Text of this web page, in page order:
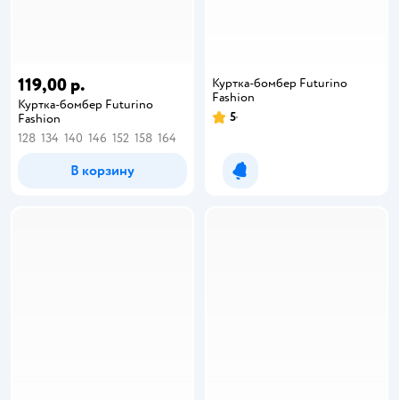
119,00 р.
Куртка-бомбер Futurino
Fashion
128 134 140 146 152 158 164
В корзину
Куртка-бомбер Futurino
Fashion
5
Уведомить о появлении